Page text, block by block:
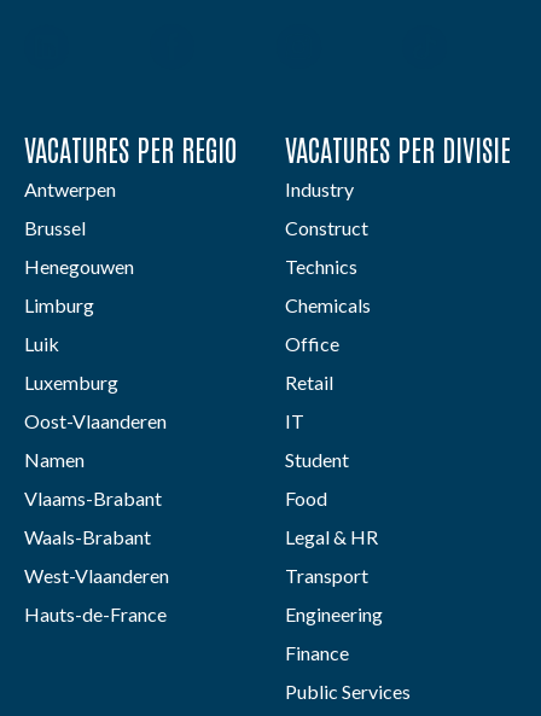
VACATURES PER REGIO
Antwerpen
Brussel
Henegouwen
Limburg
Luik
Luxemburg
Oost-Vlaanderen
Namen
Vlaams-Brabant
Waals-Brabant
West-Vlaanderen
Hauts-de-France
VACATURES PER DIVISIE
Industry
Construct
Technics
Chemicals
Office
Retail
IT
Student
Food
Legal & HR
Transport
Engineering
Finance
Public Services